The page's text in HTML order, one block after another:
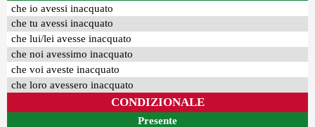
che io avessi inacquato
che tu avessi inacquato
che lui/lei avesse inacquato
che noi avessimo inacquato
che voi aveste inacquato
che loro avessero inacquato
CONDIZIONALE
Presente